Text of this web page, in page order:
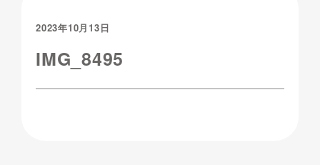
2023年10月13日
IMG_8495